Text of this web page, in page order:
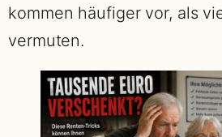
kommen häufiger vor, als
vermuten.